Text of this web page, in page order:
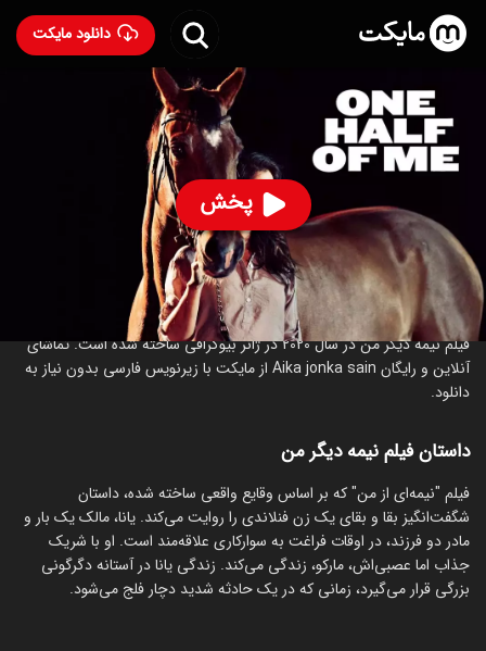
دانلود مایکت
پخش
فیلم نیمه دیگر من
۲۶ 80% ۵.۶
ساخت فنلاند سال 2020
رده سنی ۱۳+
درام
ورزشی
درباره فیلم نیمه دیگر من
فیلم نیمه دیگر من در سال 2020 در ژانر بیوگرافی ساخته شده است. تماشای
آنلاین و رایگان Aika jonka sain از مایکت با زیرنویس فارسی بدون نیاز به
دانلود.
داستان فیلم نیمه دیگر من
فیلم "نیمه‌ای از من" که بر اساس وقایع واقعی ساخته شده، داستان
شگفت‌انگیز بقا و بقای یک زن فنلاندی را روایت می‌کند. یانا، مالک یک بار و
مادر دو فرزند، در اوقات فراغت به سوارکاری علاقه‌مند است. او با شریک
جذاب اما عصبی‌اش، مارکو، زندگی می‌کند. زندگی یانا در آستانه دگرگونی
بزرگی قرار می‌گیرد، زمانی که در یک حادثه شدید دچار فلج می‌شود.